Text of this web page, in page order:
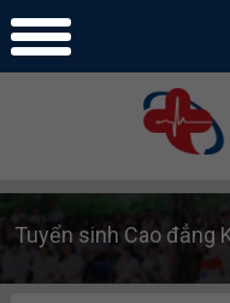
Tuyển sinh Cao đẳng